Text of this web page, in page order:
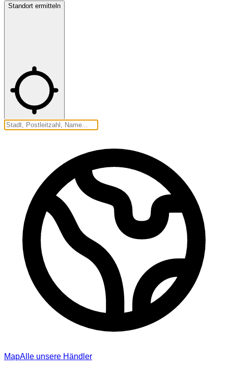
Standort ermitteln
MapAlle unsere Händler